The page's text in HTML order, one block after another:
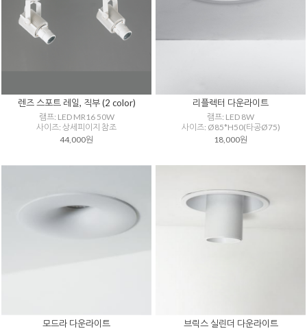
렌즈 스포트 레일, 직부 (2 color)
램프: LED MR16 50W
사이즈: 상세피이지 참조
44,000원
리플렉터 다운라이트
램프: LED 8W
사이즈: Ø85*H50(타공Ø75)
18,000원
모드라 다운라이트 브릭스 실린더 다운라이트